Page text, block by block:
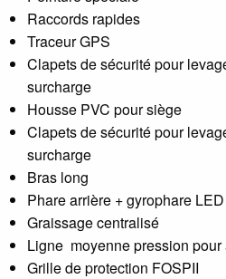
Raccords rapides
Traceur GPS
Clapets de sécurité pour
surcharge
Housse PVC pour siège
Clapets de sécurité pour
surcharge
Bras long
Phare arrière + gyrophare LED
Graissage centralisé
Ligne moyenne pression pour
Grille de protection FOSPII